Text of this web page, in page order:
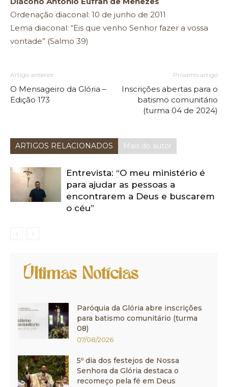
Ordenação diaconal: 10 de junho de 2011
Lema diaconal: “Eis que venho Senhor fazer a vossa
vontade” (Salmo 39)
Artigo anterior
O Mensageiro da Glória –
Edição 173
Próximo artigo
Inscrições abertas para o
batismo comunitário
(turma 04 de 2024)
ARTIGOS RELACIONADOS Mais do autor
Entrevista: “O meu ministério é
para ajudar as pessoas a
encontrarem a Deus e buscarem
o céu”
Últimas Notícias
Paróquia da Glória abre inscrições
para batismo comunitário (turma
08)
07/08/2026
5º dia dos festejos de Nossa
Senhora da Glória destaca o
recomeço pela fé em Deus